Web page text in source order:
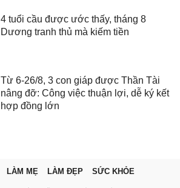
4 tuổi cầu được ước thấy, tháng 8
Dương tranh thủ mà kiếm tiền
Từ 6-26/8, 3 con giáp được Thần Tài
nâng đỡ: Công việc thuận lợi, dễ ký kết
hợp đồng lớn
LÀM MẸ LÀM ĐẸP SỨC KHỎE